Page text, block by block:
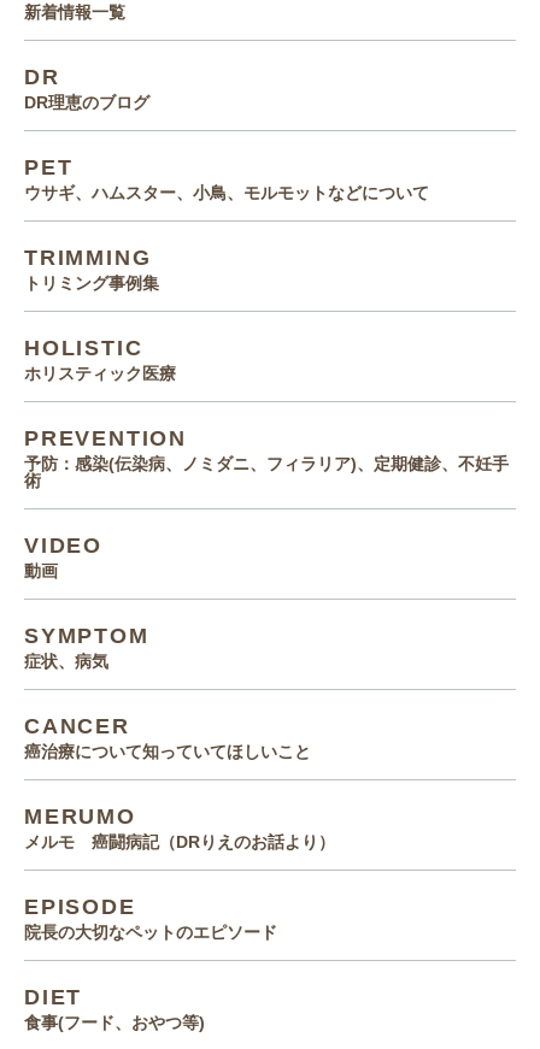
新着情報一覧
DR
DR理恵のブログ
PET
ウサギ、ハムスター、小鳥、モルモットなどについて
TRIMMING
トリミング事例集
HOLISTIC
ホリスティック医療
PREVENTION
予防：感染(伝染病、ノミダニ、フィラリア)、定期健診、不妊手
術
VIDEO
動画
SYMPTOM
症状、病気
CANCER
癌治療について知っていてほしいこと
MERUMO
メルモ 癌闘病記（DRりえのお話より）
EPISODE
院長の大切なペットのエピソード
DIET
食事(フード、おやつ等)